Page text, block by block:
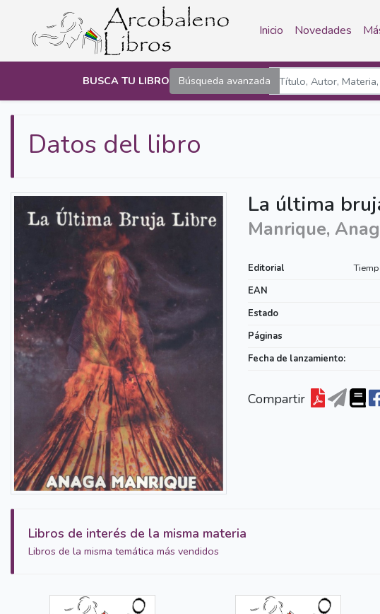
Inicio Novedades
BUSCA TU LIBRO Búsqueda avanzada
Datos del libro
La última
Manrique,
Editorial
EAN
Estado
Páginas
Fecha de lanzamiento:
Compartir
Libros de interés de la misma materia
Libros de la misma temática más vendidos